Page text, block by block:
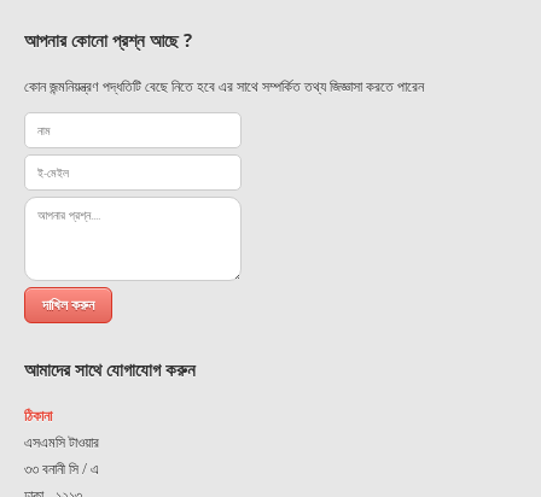
আপনার কোনো প্রশ্ন আছে ?
কোন জন্মনিয়ন্ত্রণ পদ্ধতিটি বেছে নিতে হবে এর সাথে সম্পর্কিত তথ্য জিজ্ঞাসা করতে পারেন
আমাদের সাথে যোগাযোগ করুন
ঠিকানা
এসএমসি টাওয়ার
৩৩ বনানী সি / এ